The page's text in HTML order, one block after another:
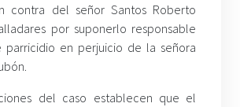
contra del señor Santos Roberto
por suponerlo responsable
en perjuicio de la señora
del caso establecen que el